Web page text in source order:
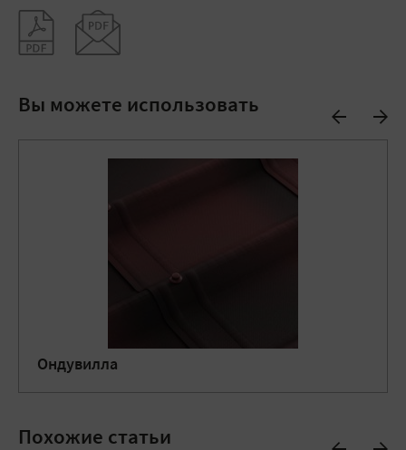
Вы можете использовать
Ондувилла
Похожие статьи